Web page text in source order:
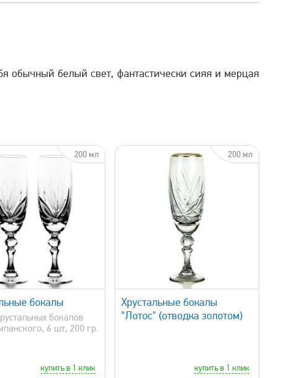
обычный белый свет, фантастически сияя и мерцая
200 мл
бокалы
бокалов
6 шт, 200 гр.
купить в 1 клик
200 мл
быстрый просмотр
Хрустальные бокалы
"Лотос" (отводка золотом)
купить в 1 клик